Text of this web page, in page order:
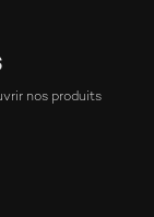
nos produits